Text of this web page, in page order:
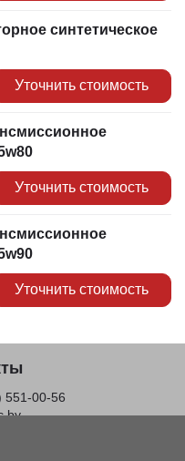
синтетическое
Уточнить стоимость
Уточнить стоимость
Уточнить стоимость
551-00-56